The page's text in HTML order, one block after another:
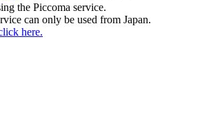
the Piccoma service.
can only be used from Japan.
here.